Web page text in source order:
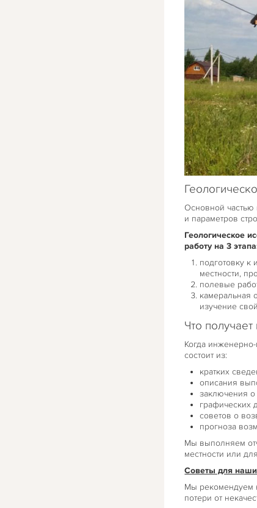
Основной частью
и параметров
Геологическое
работу на 3
подготовку
местности,
полевые
камеральная
изучение
Что
Когда
состоит из:
кратких
описания
заключения о
графических
советов о
прогноза
Мы выполняем
местности или
Советы для
Мы рекомендуем
потери от